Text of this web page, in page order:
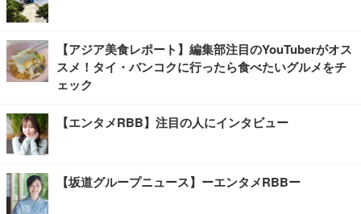
【アジア美食レポート】編集部注目のYouTuberがオス
スメ！タイ・バンコクに行ったら食べたいグルメをチ
ェック
【エンタメRBB】注目の人にインタビュー
【坂道グループニュース】ーエンタメRBBー